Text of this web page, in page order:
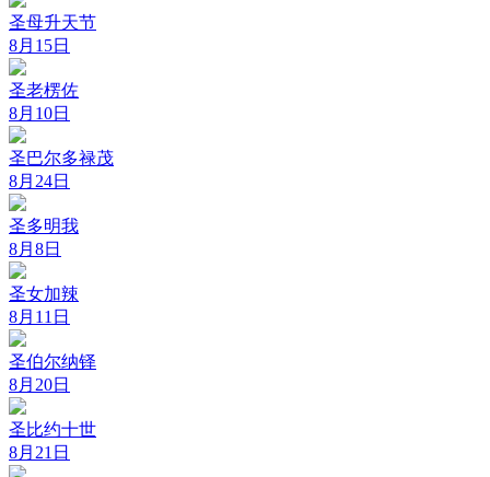
圣母升天节
8月15日
圣老楞佐
8月10日
圣巴尔多禄茂
8月24日
圣多明我
8月8日
圣女加辣
8月11日
圣伯尔纳铎
8月20日
圣比约十世
8月21日